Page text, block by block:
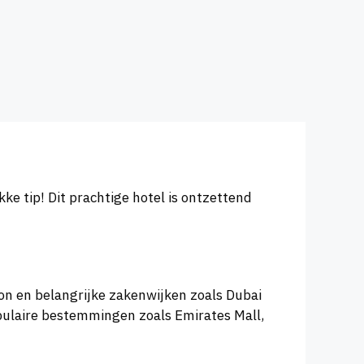
tip! Dit prachtige hotel is ontzettend
en belangrijke zakenwijken zoals Dubai
bestemmingen zoals Emirates Mall,